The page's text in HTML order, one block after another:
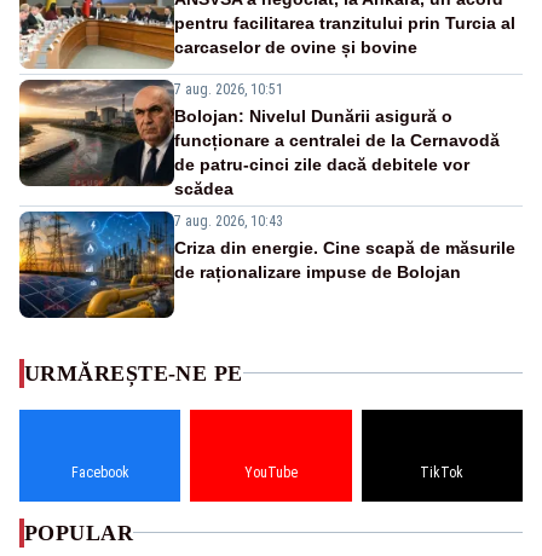
pentru facilitarea tranzitului prin Turcia al
carcaselor de ovine și bovine
7 aug. 2026, 10:51
Bolojan: Nivelul Dunării asigură o
funcționare a centralei de la Cernavodă
de patru-cinci zile dacă debitele vor
scădea
7 aug. 2026, 10:43
Criza din energie. Cine scapă de măsurile
de raționalizare impuse de Bolojan
URMĂREȘTE-NE PE
Facebook YouTube TikTok
POPULAR